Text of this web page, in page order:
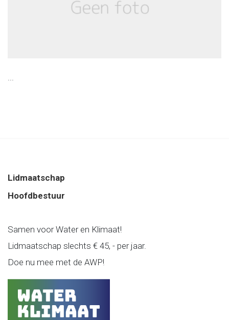
...
Lidmaatschap
Hoofdbestuur
Samen voor Water en Klimaat!
Lidmaatschap slechts € 45, - per jaar.
Doe nu mee met de AWP!